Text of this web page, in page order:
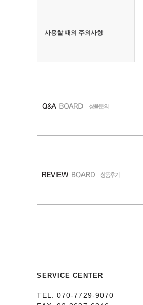
사용할 때의 주의사항
SERVICE CENTER
TEL. 070-7729-9070